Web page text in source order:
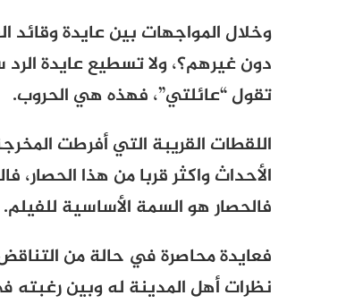
وخلال المواجهات بين عايدة وقائد
دون غيرهم؟، ولا تسطيع عايدة الرد
تقول “عائلتي”، فهذه هي الحروب.
اللقطات القريبة التي أفرطت
الأحداث واكثر قربا من هذا
فالحصار هو السمة الأساسية للفيلم.
فعايدة محاصرة في حالة من
نظرات أهل المدينة له وبين رغبته